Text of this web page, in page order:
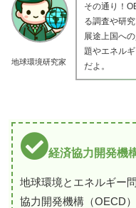
地球環境研究家
その通り！
る調査や研
展途上国へ
題やエネル
だよ。
経済協力開発機
地球環境とエネルギー
協力開発機構（OECD